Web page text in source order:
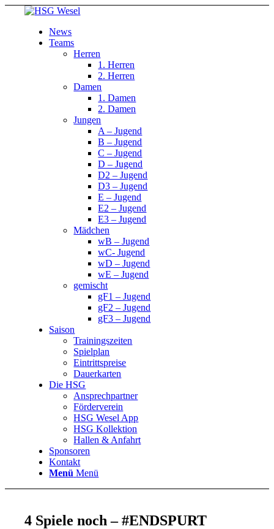
News
Teams
Herren
1. Herren
2. Herren
Damen
1. Damen
2. Damen
Jungen
A – Jugend
B – Jugend
C – Jugend
D – Jugend
D2 – Jugend
D3 – Jugend
E – Jugend
E2 – Jugend
E3 – Jugend
Mädchen
wB – Jugend
wC- Jugend
wD – Jugend
wE – Jugend
gemischt
gF1 – Jugend
gF2 – Jugend
gF3 – Jugend
Saison
Trainingszeiten
Spielplan
Eintrittspreise
Dauerkarten
Die HSG
Ansprechpartner
Förderverein
HSG Wesel App
HSG Kollektion
Hallen & Anfahrt
Sponsoren
Kontakt
Menü Menü
4 Spiele noch – #ENDSPURT